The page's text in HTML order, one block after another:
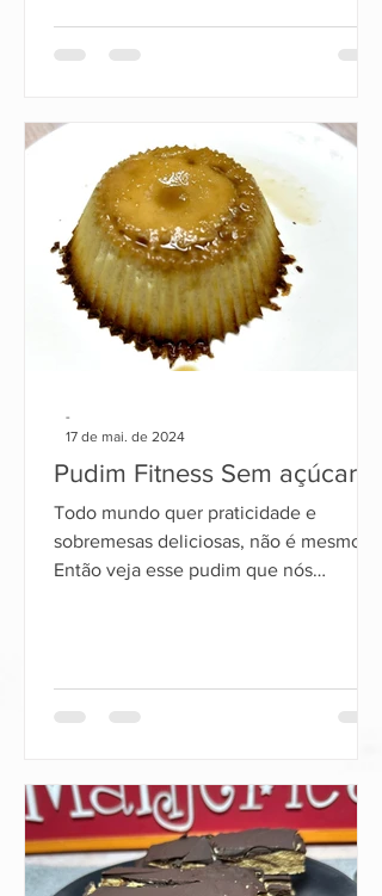
Pudim Fitness Sem açúcar
Todo mundo quer praticidade e
sobremesas deliciosas, não é mesmo?
Então veja esse pudim que nós
-
17 de mai. de 2024